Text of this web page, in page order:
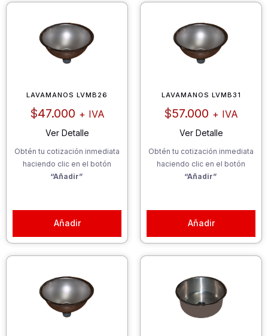
LAVAMANOS LVMB26
$47.000 + IVA
Ver Detalle
Obtén tu cotización inmediata
haciendo clic en el botón
“Añadir”
Añadir
LAVAMANOS LVMB31
$57.000 + IVA
Ver Detalle
Obtén tu cotización inmediata
haciendo clic en el botón
“Añadir”
Añadir